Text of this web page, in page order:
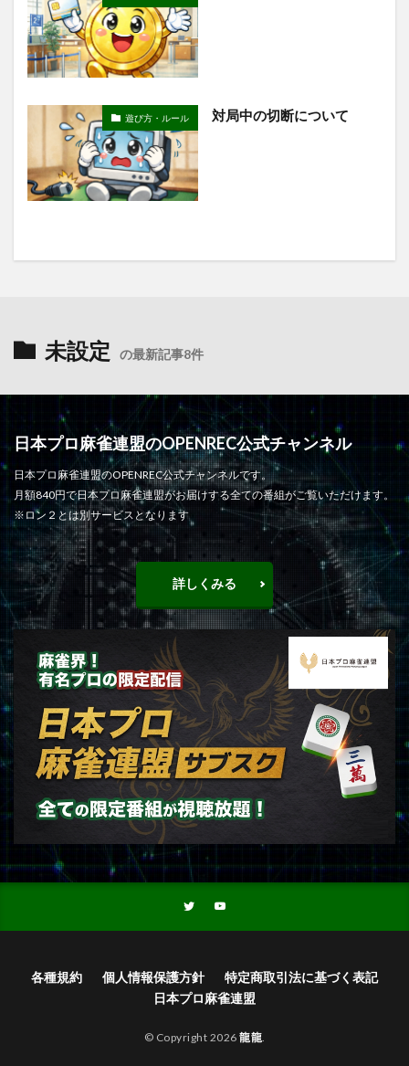
遊び方・ルール 対局中の切断について
未設定 の最新記事8件
日本プロ麻雀連盟のOPENREC公式チャンネル
日本プロ麻雀連盟のOPENREC公式チャンネルです。
月額840円で日本プロ麻雀連盟がお届けする全ての番組がご覧いただけます。
※ロン２とは別サービスとなります
詳しくみる
各種規約 個人情報保護方針
特定商取引法に基づく表記
日本プロ麻雀連盟
© Copyright 2026 龍龍.